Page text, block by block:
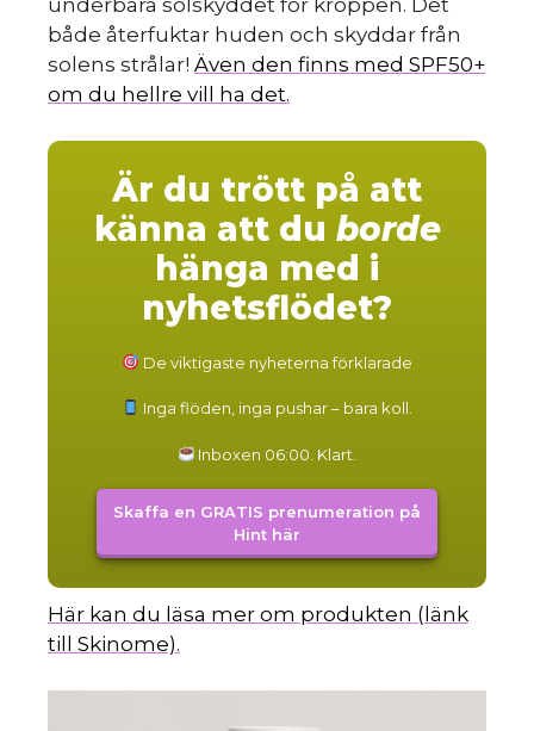
underbara solskyddet för kroppen. Det
både återfuktar huden och skyddar från
solens strålar! Även den finns med SPF50+
om du hellre vill ha det.
Är du trött på att
känna att du borde
hänga med i
nyhetsflödet?
De viktigaste nyheterna förklarade
Inga flöden, inga pushar – bara koll.
Inboxen 06:00. Klart.
Skaffa en GRATIS prenumeration på
Hint här
Här kan du läsa mer om produkten (länk
till Skinome).